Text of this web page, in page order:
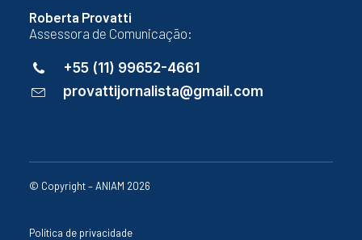
Roberta Provatti
Assessora de Comunicação:
+55 (11) 99652-4661
provattijornalista@gmail.com
© Copyright – ANIAM 2026
Política de privacidade